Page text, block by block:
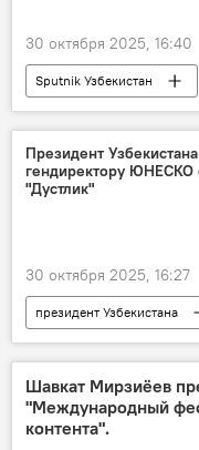
30 октября 2025, 16:40
Sputnik Узбекистан
Президент
гендиректору ЮНЕСКО
"Дустлик"
30 октября 2025, 16:27
президент Узбекистана
ЮНЕСКО
орден
Самарканд
Шавкат Мирзиёев
"Международный
контента".